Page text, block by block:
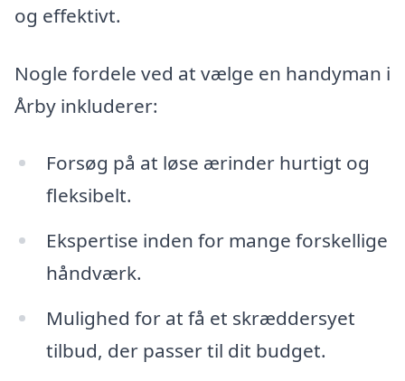
og effektivt.
Nogle fordele ved at vælge en handyman i
Årby inkluderer:
Forsøg på at løse ærinder hurtigt og
fleksibelt.
Ekspertise inden for mange forskellige
håndværk.
Mulighed for at få et skræddersyet
tilbud, der passer til dit budget.